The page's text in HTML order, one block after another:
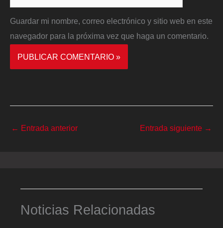
Guardar mi nombre, correo electrónico y sitio web en este
navegador para la próxima vez que haga un comentario.
← Entrada anterior Entrada siguiente →
Noticias Relacionadas